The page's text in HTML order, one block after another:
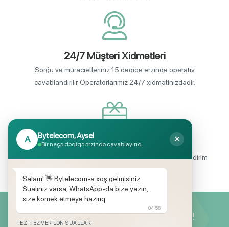
24/7 Müştəri Xidmətləri
Sorğu və müraciətləriniz 15 dəqiqə ərzində operativ
cavablandırılır. Operatorlarımız 24/7 xidmətinizdədir.
Endirimli məhsul seçimi
Mağazalarımızda mütəmadi olaraq, yüksək məbləğli endirim
və hədiyyə kampaniyaları keçirilir.
Yeniliklərimizdən ilk siz xəbərdar olun!
A Bytelecom, Aysel
Bir neçə dəqiqə ərzində cavablayırıq
✕
Salam! 👋 Bytelecom-a xoş gəlmisiniz.
Sualınız varsa, WhatsApp-da bizə yazın,
sizə kömək etməyə hazırıq.
04:56
TEZ-TEZ VERILƏN SUALLAR: